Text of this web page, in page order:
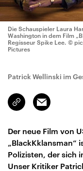
Die Schauspieler Laura
Washington in dem Film
Regisseur Spike Lee. ©
Pictures
Patrick Wellinski im
Link
kopieren/teilen
Email
Der neue Film von
„BlackKklansman“
Polizisten, der sich
Unser Kritiker